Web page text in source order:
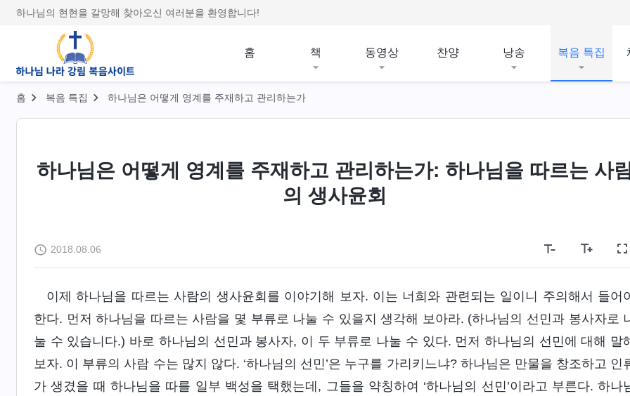
하나님의 현현을 갈망해 찾아오신 여러분을 환영합니다!
홈 책 동영상 찬양 낭송 복음 특집
홈 복음 특집 하나님은 어떻게 영계를 주재하고 관리하는가
하나님은 어떻게 영계를 주재하고 관리하는가: 하나님을 따르는 사
의 생사윤회
2018.08.06
이제 하나님을 따르는 사람의 생사윤회를 이야기해 보자. 이는 너희와 관련되는 일이니 주의해서 들어
한다. 먼저 하나님을 따르는 사람을 몇 부류로 나눌 수 있을지 생각해 보아라. (하나님의 선민과 봉사자로
눌 수 있습니다.) 바로 하나님의 선민과 봉사자, 이 두 부류로 나눌 수 있다. 먼저 하나님의 선민에 대해 말
보자. 이 부류의 사람 수는 많지 않다. ‘하나님의 선민’은 누구를 가리키느냐? 하나님은 만물을 창조하고 인
가 생겼을 때 하나님을 따를 일부 백성을 택했는데, 그들을 약칭하여 ‘하나님의 선민’이라고 부른다. 하나